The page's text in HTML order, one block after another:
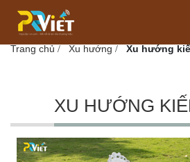
Trang chủ / Xu hướng / Xu hướng
XU HƯỚNG